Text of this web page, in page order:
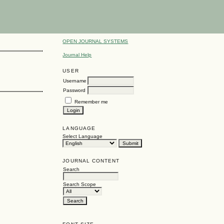
OPEN JOURNAL SYSTEMS
Journal Help
USER
Username
Password
Remember me
LANGUAGE
Select Language
JOURNAL CONTENT
Search
Search Scope